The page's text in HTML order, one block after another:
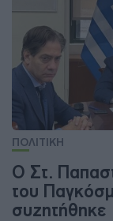
ΠΟΛΙΤΙΚΗ
Ο Στ.
του
συζητήθηκε